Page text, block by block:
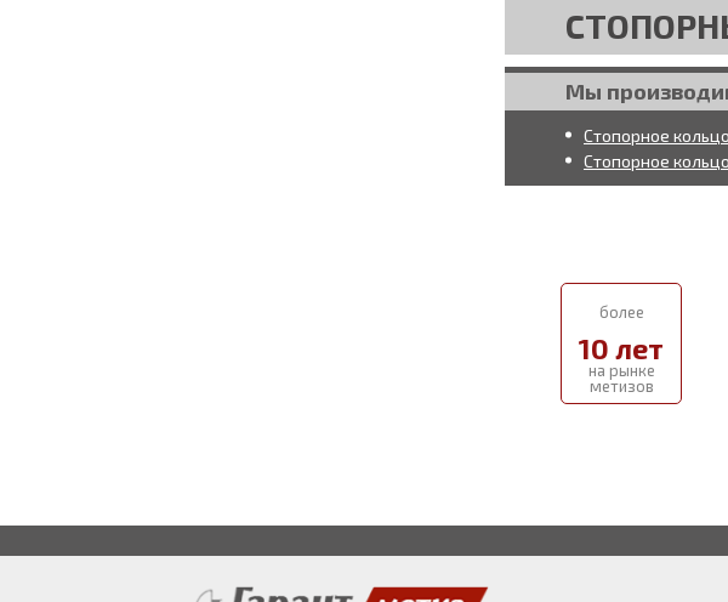
Мы
Стопорное
Стопорное
более
10 лет
на рынке
метизов